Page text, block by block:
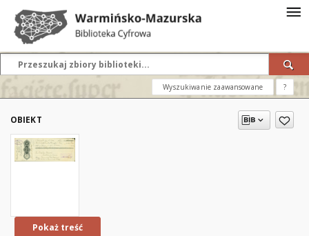
Wyszukiwanie zaawansowane ?
OBIEKT
Pokaż treść